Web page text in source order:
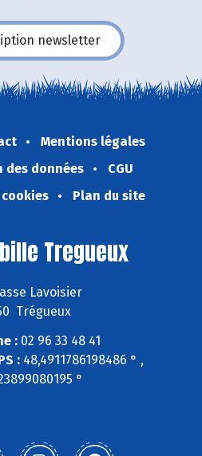
newsletter
Mentions légales
des données
CGU
Plan du site
Tregueux
Lavoisier
Trégueux
:02 96 33 48 41
:48,4911786198486 ° ,
°